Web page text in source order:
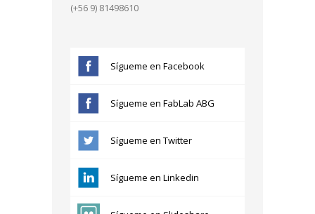
(+56 9) 81498610
Sígueme en Facebook
Sígueme en FabLab ABG
Sígueme en Twitter
Sígueme en Linkedin